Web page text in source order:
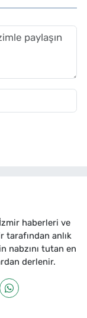
haberleri ve
tarafından anlık
nabzını tutan en
derlenir.